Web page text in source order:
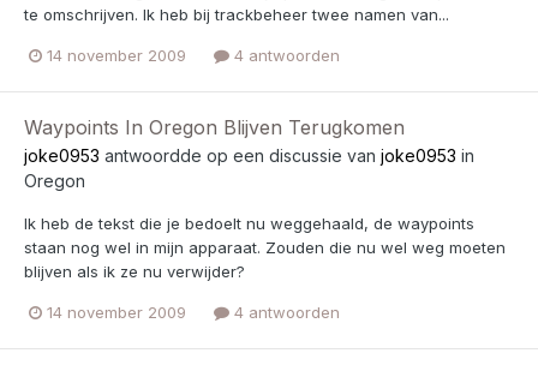
te omschrijven. Ik heb bij trackbeheer twee namen van...
14 november 2009 4 antwoorden
Waypoints In Oregon Blijven Terugkomen
joke0953 antwoordde op een discussie van joke0953 in
Oregon
Ik heb de tekst die je bedoelt nu weggehaald, de waypoints
staan nog wel in mijn apparaat. Zouden die nu wel weg moeten
blijven als ik ze nu verwijder?
14 november 2009 4 antwoorden